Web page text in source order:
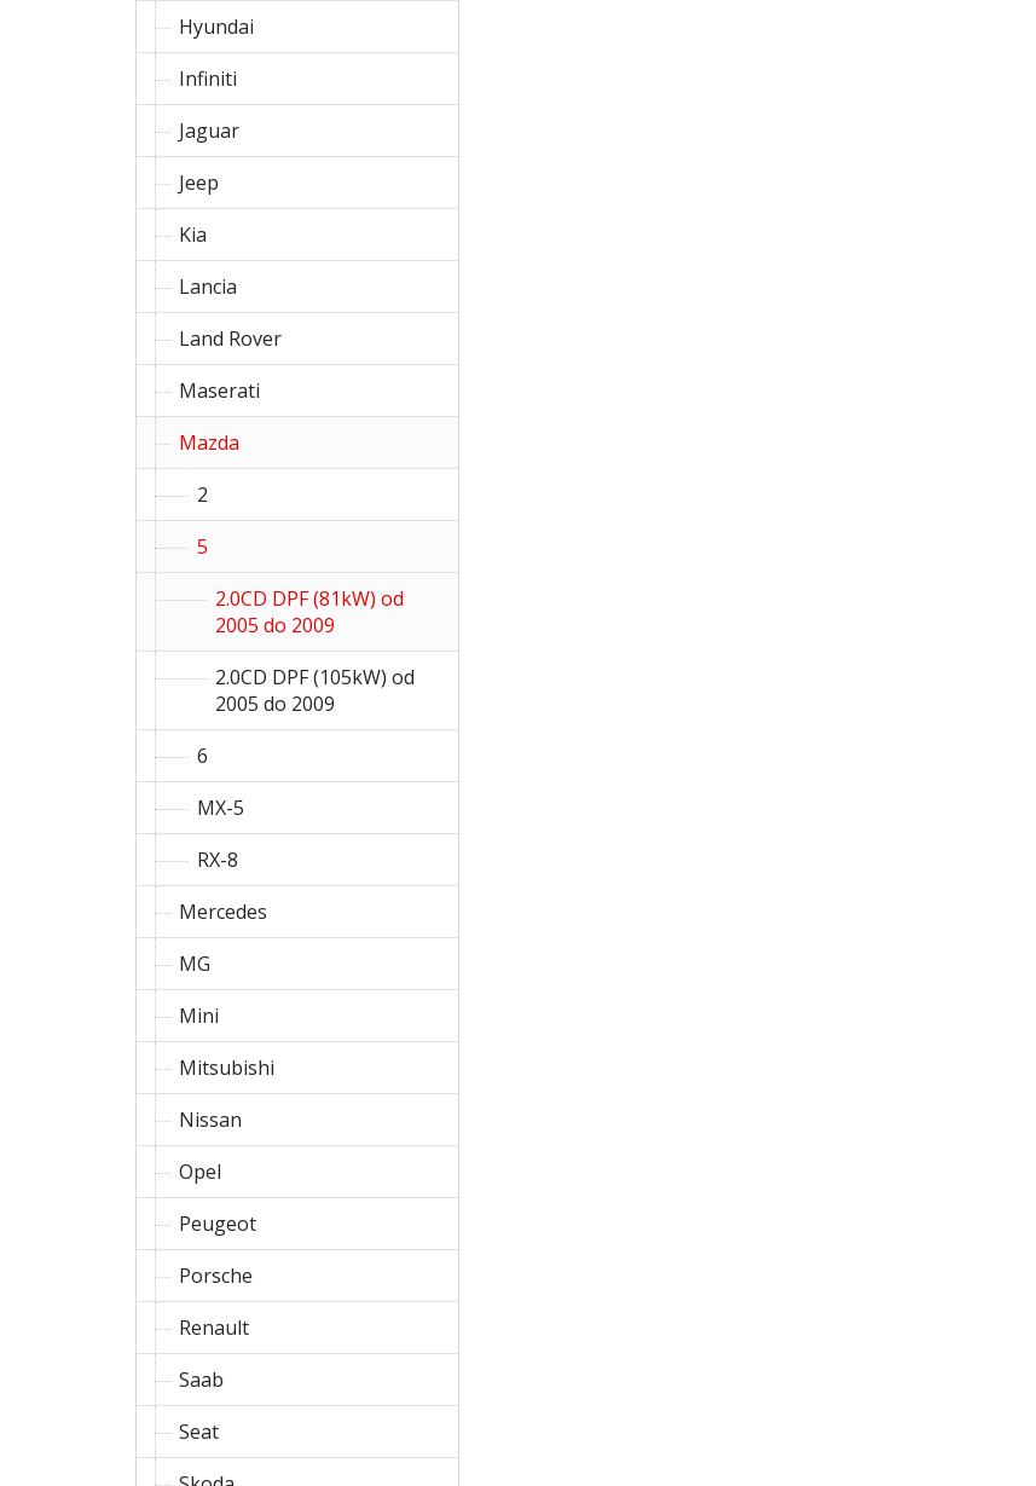
Hyundai
Infiniti
Jaguar
Jeep
Kia
Lancia
Land Rover
Maserati
Mazda
2
5
2.0CD DPF (81kW) od
2005 do 2009
2.0CD DPF (105kW) od
2005 do 2009
6
MX-5
RX-8
Mercedes
MG
Mini
Mitsubishi
Nissan
Opel
Peugeot
Porsche
Renault
Saab
Seat